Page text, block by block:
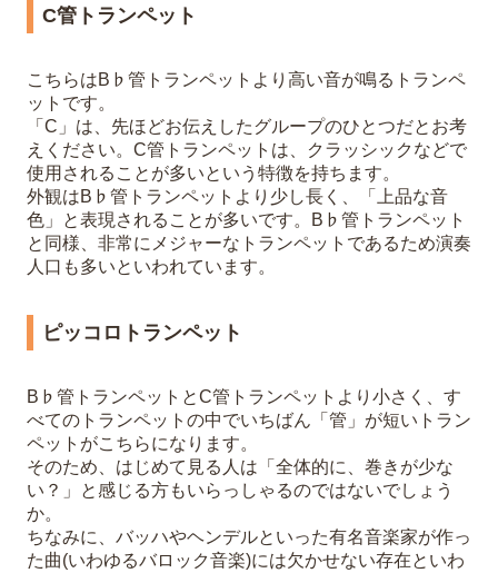
C管トランペット
こちらはB♭管トランペットより高い音が鳴るトランペ
ットです。
「C」は、先ほどお伝えしたグループのひとつだとお考
えください。C管トランペットは、クラッシックなどで
使用されることが多いという特徴を持ちます。
外観はB♭管トランペットより少し長く、「上品な音
色」と表現されることが多いです。B♭管トランペット
と同様、非常にメジャーなトランペットであるため演奏
人口も多いといわれています。
ピッコロトランペット
B♭管トランペットとC管トランペットより小さく、す
べてのトランペットの中でいちばん「管」が短いトラン
ペットがこちらになります。
そのため、はじめて見る人は「全体的に、巻きが少な
い？」と感じる方もいらっしゃるのではないでしょう
か。
ちなみに、バッハやヘンデルといった有名音楽家が作っ
た曲(いわゆるバロック音楽)には欠かせない存在といわ